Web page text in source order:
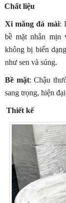
Chất liệu
Xi măng đá mài:
bề mặt nhẵn mịn
không bị biến
như sen và súng.
Bề mặt: Chậu
sang trọng, hiện
Thiết kế